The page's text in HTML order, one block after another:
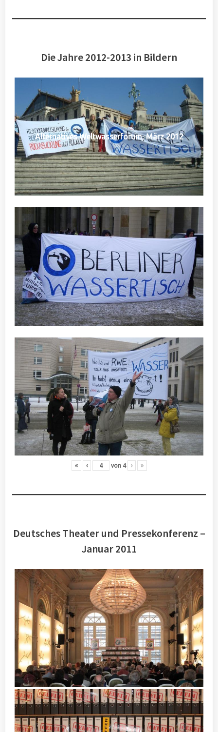
Die Jahre 2012-2013 in Bildern
Alternatives Weltwasserforum, März 2012
« ‹ von 4 › »
Deutsches Theater und Pressekonferenz –
Januar 2011